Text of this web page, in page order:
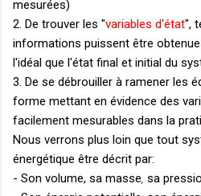
mesurées)
2. De trouver les "variables d'état",
informations puissent être
l'idéal que l'état final et initial du
3. De se débrouiller à ramener les
forme mettant en évidence des
facilement mesurables dans la
Nous verrons plus loin que tout
énergétique être décrit par:
- Son volume, sa masse sa